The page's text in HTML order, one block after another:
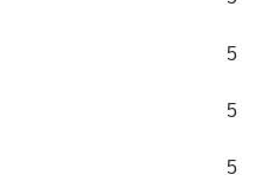
5
5
5